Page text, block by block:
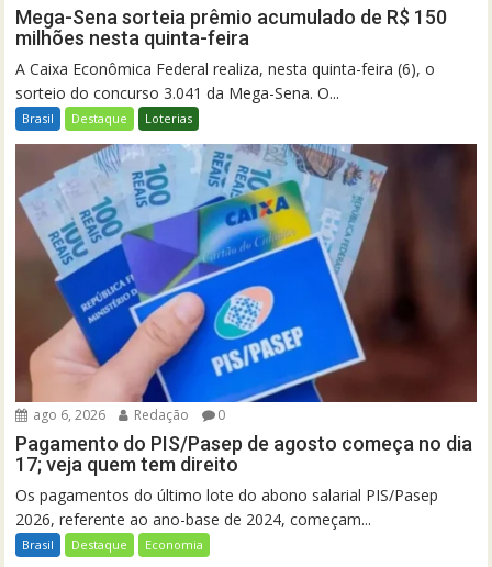
Mega-Sena sorteia prêmio acumulado de R$ 150
milhões nesta quinta-feira
A Caixa Econômica Federal realiza, nesta quinta-feira (6), o
sorteio do concurso 3.041 da Mega-Sena. O...
Brasil Destaque Loterias
ago 6, 2026 Redação 0
Pagamento do PIS/Pasep de agosto começa no dia
17; veja quem tem direito
Os pagamentos do último lote do abono salarial PIS/Pasep
2026, referente ao ano-base de 2024, começam...
Brasil Destaque Economia